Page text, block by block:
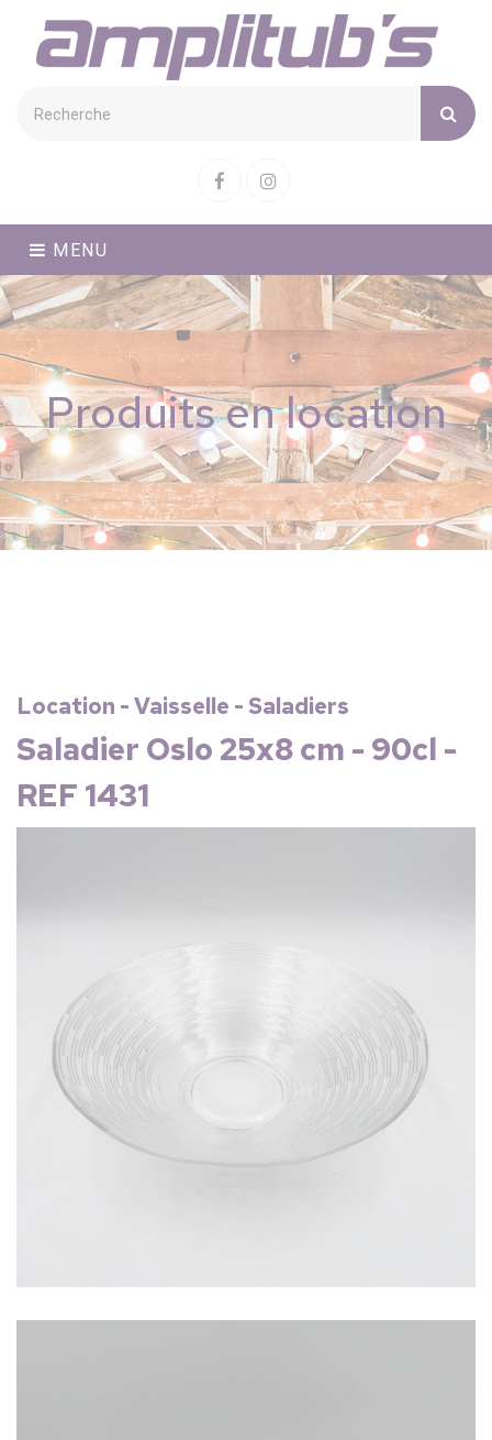
FacebookInstagram
MENU
Produits en location
Location - Vaisselle - Saladiers
Saladier Oslo 25x8 cm - 90cl -
REF 1431
Cookies management panel